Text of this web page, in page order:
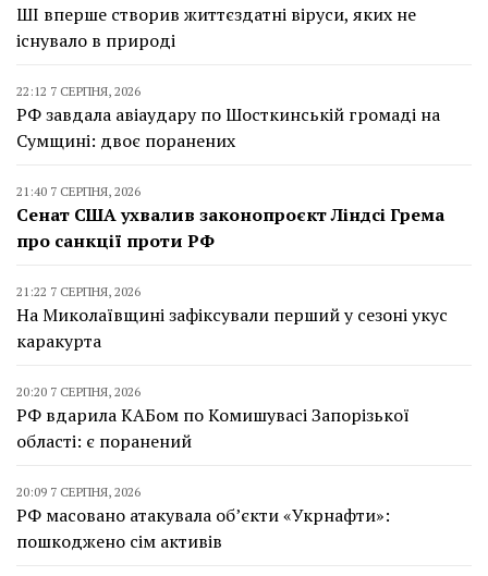
ШІ вперше створив життєздатні віруси, яких не
існувало в природі
22:12 7 СЕРПНЯ, 2026
РФ завдала авіаудару по Шосткинській громаді на
Сумщині: двоє поранених
21:40 7 СЕРПНЯ, 2026
Сенат США ухвалив законопроєкт Ліндсі Грема
про санкції проти РФ
21:22 7 СЕРПНЯ, 2026
На Миколаївщині зафіксували перший у сезоні укус
каракурта
20:20 7 СЕРПНЯ, 2026
РФ вдарила КАБом по Комишувасі Запорізької
області: є поранений
20:09 7 СЕРПНЯ, 2026
РФ масовано атакувала об’єкти «Укрнафти»:
пошкоджено сім активів